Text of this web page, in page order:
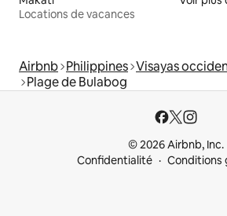
Locations de vacances
Airbnb Philippines Visayas
Plage de Bulabog
© 2026 Airbnb, Inc.
Confidentialité
Conditions